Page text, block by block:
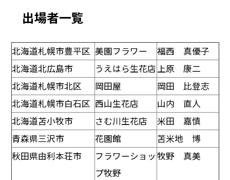
出場者一覧
北海道札幌市豊平区 美園フラワー
福西 真優子
北海道北広島市
うえはら生花店上原 康二
北海道札幌市北区
岡田屋
岡田 比登志
北海道札幌市白石区 西山生花店
山内 直人
北海道苫小牧市
さむ川生花店
米田 嘉慎
青森県三沢市
花園館
苫米地 博
秋田県由利本荘市
フラワーショッ
プ牧野
牧野 真美